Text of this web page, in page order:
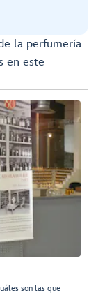
la perfumería
en este
son las que